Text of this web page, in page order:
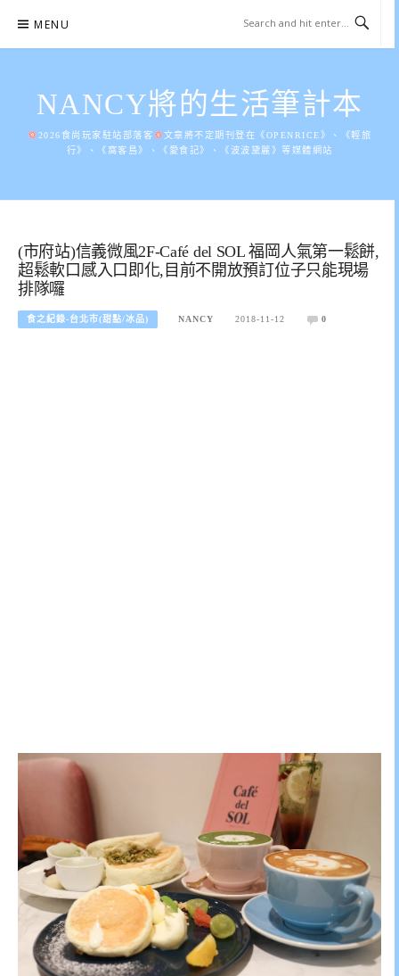
content
MENU
NANCY將的生活筆計本
2026食尚玩家駐站部落客
文章將不定期刊登在《OPENRICE》、《輕旅
行》、《窩客島》、《愛食記》、《波波黛麗》等媒體網站
(市府站)信義微風2F-Café del SOL 福岡人氣第一鬆餅,
超鬆軟口感入口即化,目前不開放預訂位子只能現場
排隊囉
食之紀錄-台北市(甜點/冰品) NANCY 2018-11-12 0